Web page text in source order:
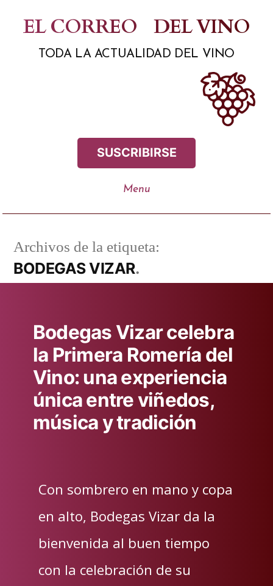
contenido
EL CORREO DEL VINO
TODA LA ACTUALIDAD DEL VINO
SUSCRIBIRSE
Archivos de la etiqueta:
BODEGAS VIZAR
Bodegas Vizar celebra
la Primera Romería del
Vino: una experiencia
única entre viñedos,
música y tradición
Con sombrero en mano y copa
en alto, Bodegas Vizar da la
bienvenida al buen tiempo
con la celebración de su